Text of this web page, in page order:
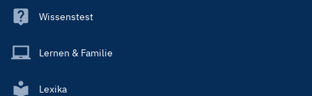
Wissenstest
Lernen & Familie
Lexika